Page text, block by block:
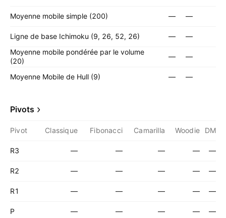
Moyenne mobile simple (200) — —
Ligne de base Ichimoku (9, 26, 52, 26) —
—
Moyenne mobile pondérée par le volume
(20)
— —
Moyenne Mobile de Hull (9) — —
Pivots
Pivot Classique Fibonacci Camarilla Woodie DM
R3 — — — — —
R2 — — — — —
R1 — — — — —
P — — — — —